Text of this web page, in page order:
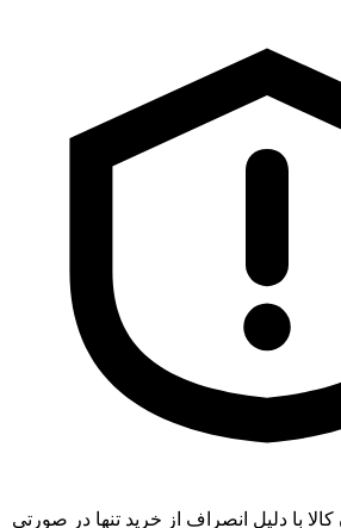
با دلیل انصراف از خرید تنها در صورتی